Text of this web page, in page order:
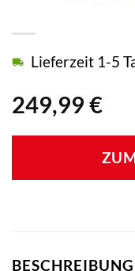
249,99 €
Lieferzeit 1-5
BESCHREIBUNG